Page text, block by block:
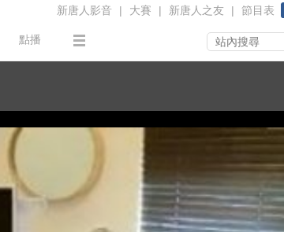
新唐人影音 | 大賽 | 新唐人之友 | 節目表
點播